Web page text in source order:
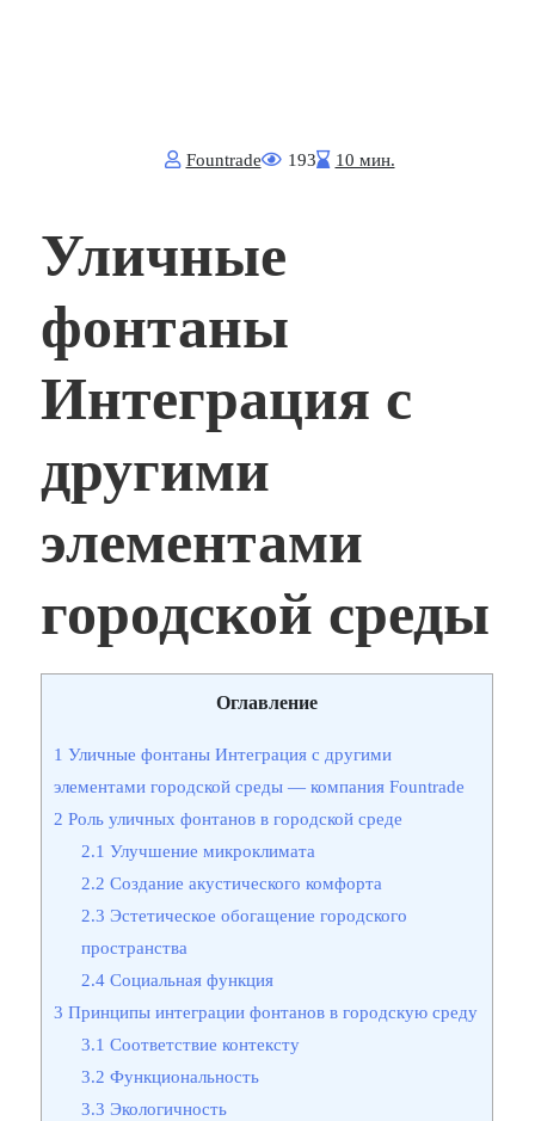
Fоuntrade 193 10 мин.
Уличные
фонтаны
Интеграция с
другими
элементами
городской среды
Оглавление
1 Уличные фонтаны Интеграция с другими
элементами городской среды — компания Fountrade
2 Роль уличных фонтанов в городской среде
2.1 Улучшение микроклимата
2.2 Создание акустического комфорта
2.3 Эстетическое обогащение городского
пространства
2.4 Социальная функция
3 Принципы интеграции фонтанов в городскую среду
3.1 Соответствие контексту
3.2 Функциональность
3.3 Экологичность